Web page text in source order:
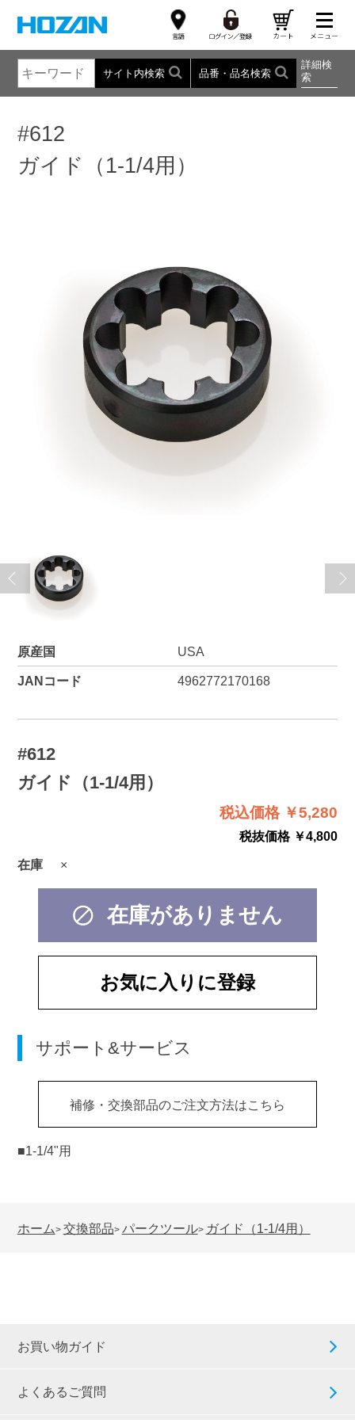
サイト内検索 品番・品名検索
詳細検
索
#612
ガイド（1-1/4用）
原産国 USA
JANコード 4962772170168
#612
ガイド（1-1/4用）
税込価格 ￥5,280
税抜価格 ￥4,800
在庫
×
お気に入りに登録
在庫がありません
サポート&サービス
補修・交換部品のご注文方法はこちら
■1-1/4"用
ホーム> 交換部品> パークツール> ガイド（1-1/4用）
お買い物ガイド
よくあるご質問